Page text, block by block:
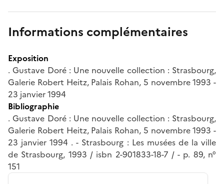
Informations complémentaires
Exposition
. Gustave Doré : Une nouvelle collection : Strasbourg,
Galerie Robert Heitz, Palais Rohan, 5 novembre 1993 -
23 janvier 1994
Bibliographie
. Gustave Doré : Une nouvelle collection : Strasbourg,
Galerie Robert Heitz, Palais Rohan, 5 novembre 1993 -
23 janvier 1994 . - Strasbourg : Les musées de la ville
de Strasbourg, 1993 / isbn 2-901833-18-7 / - p. 89, n°
151